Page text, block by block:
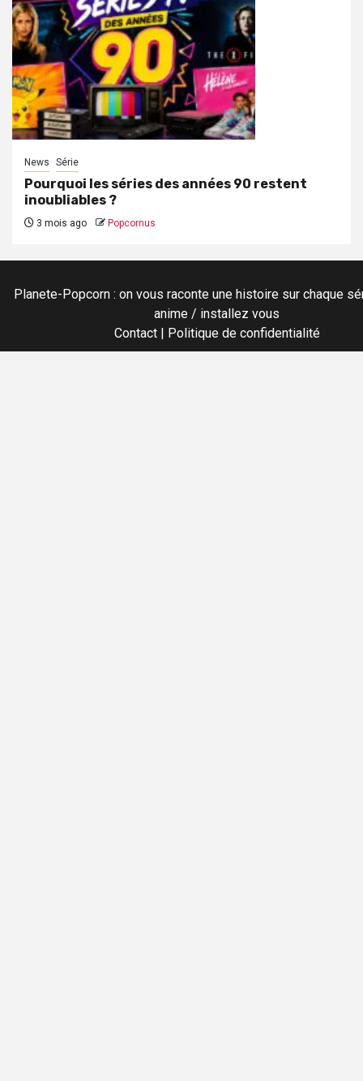
News Série
Pourquoi les séries des années 90 restent
inoubliables ?
3 mois ago Popcornus
Planete-Popcorn : on vous raconte une histoire sur chaque
anime / installez vous
Contact| Politique de confidentialité